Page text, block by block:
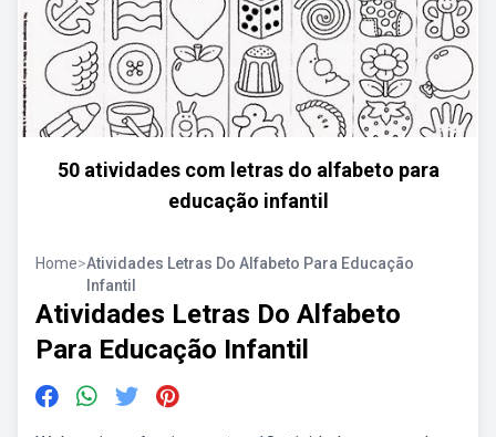
50 atividades com letras do alfabeto para
educação infantil
Home>Atividades Letras Do Alfabeto Para Educação
Infantil
Atividades Letras Do Alfabeto
Para Educação Infantil